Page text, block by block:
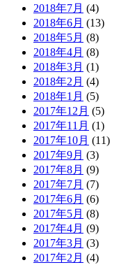
2018年7月 (4)
2018年6月 (13)
2018年5月 (8)
2018年4月 (8)
2018年3月 (1)
2018年2月 (4)
2018年1月 (5)
2017年12月 (5)
2017年11月 (1)
2017年10月 (11)
2017年9月 (3)
2017年8月 (9)
2017年7月 (7)
2017年6月 (6)
2017年5月 (8)
2017年4月 (9)
2017年3月 (3)
2017年2月 (4)